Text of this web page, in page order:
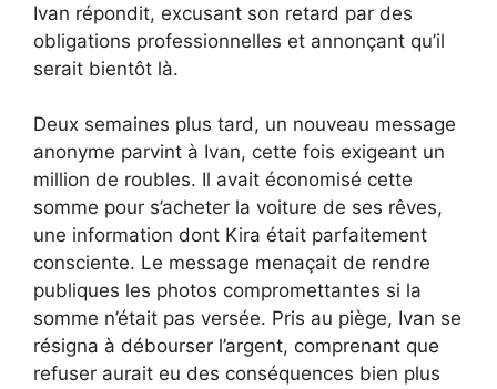
Ivan répondit, excusant son retard par des
obligations professionnelles et annonçant qu’il
serait bientôt là.
Deux semaines plus tard, un nouveau message
anonyme parvint à Ivan, cette fois exigeant un
million de roubles. Il avait économisé cette
somme pour s’acheter la voiture de ses rêves,
une information dont Kira était parfaitement
consciente. Le message menaçait de rendre
publiques les photos compromettantes si la
somme n’était pas versée. Pris au piège, Ivan se
résigna à débourser l’argent, comprenant que
refuser aurait eu des conséquences bien plus